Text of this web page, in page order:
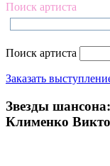
Поиск артиста
Поиск артиста
Заказать
Звезды шансона:
Клименко